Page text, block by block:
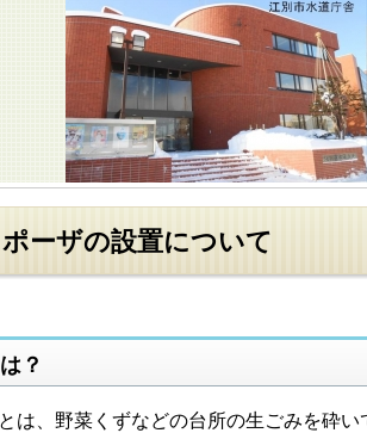
ーザの設置について
？
は、野菜くずなどの台所の生ごみを砕